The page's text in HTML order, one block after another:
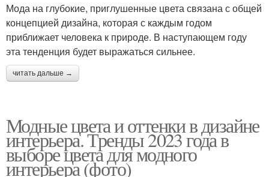
Мода на глубокие, приглушенные цвета связана с общей
концепцией дизайна, которая с каждым годом
приближает человека к природе. В наступающем году
эта тенденция будет выражаться сильнее.
читать дальше →
Модные цвета и оттенки в дизайне
интерьера. Тренды 2023 года в
выборе цвета для модного
интерьера (фото)